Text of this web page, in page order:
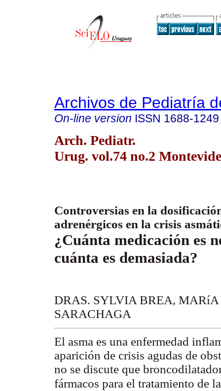
Archivos de Pediatría
On-line version ISSN 1688-1249
Arch. Pediatr.
Urug. vol.74 no.2
Controversias en la
adrenérgicos en la crisis
¿Cuánta medicación es
cuánta es demasiada?
DRAS. SYLVIA BREA,
SARACHAGA
El asma es una enfermedad
aparición de crisis agudas de
no se discute que
fármacos para el tratamiento de